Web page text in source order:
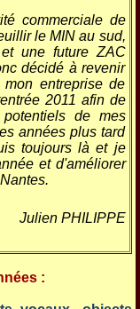
commerciale de
le MIN au sud,
une future ZAC
décidé à revenir
entreprise de
2011 afin de
de mes
années plus tard
toujours là et je
et d'améliorer
Julien PHILIPPE
: